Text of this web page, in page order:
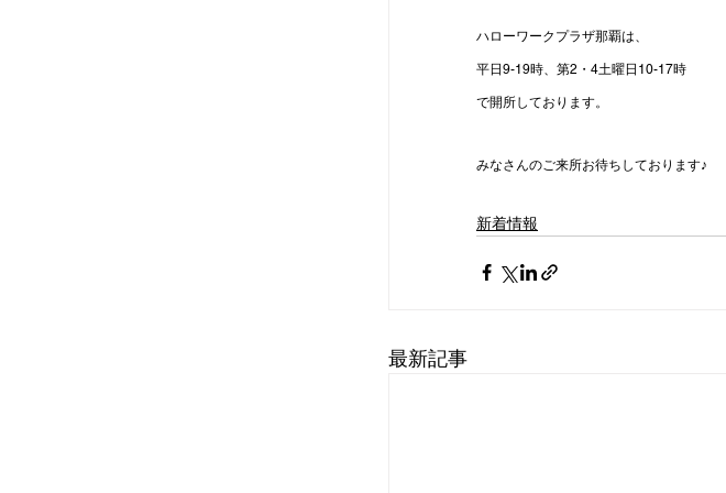
ハローワークプラザ那覇は、
平日9-19時、第2・4土曜日10-17時
で開所しております。
みなさんのご来所お待ちしております♪
新着情報
最新記事